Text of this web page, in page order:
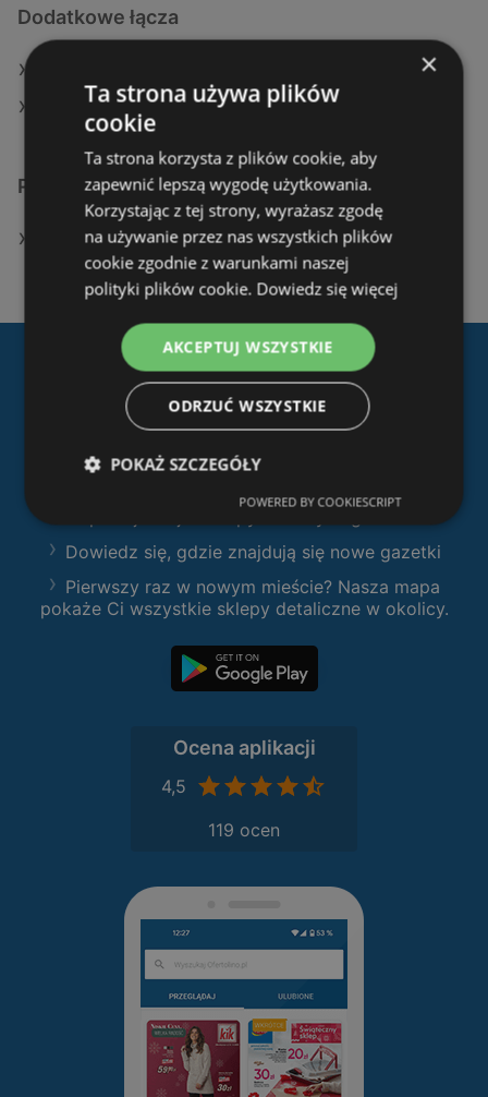
Dodatkowe łącza
Aktualne gazetki JYSK
Podobne sklepy detaliczne
Oferty JYSK
Pobierz naszą aplikację
Ofertolino.pl
Filtruj sklepy według kategorii i przeglądaj
Dowiedz się, gdzie znajdują się nowe gazetki
Pierwszy raz w nowym mieście? Nasza mapa
pokaże Ci wszystkie sklepy detaliczne w okolicy.
Ocena aplikacji
4,5
119 ocen
×
Ta strona używa plików
cookie
Ta strona korzysta z plików cookie, aby
zapewnić lepszą wygodę użytkowania.
Korzystając z tej strony, wyrażasz zgodę
na używanie przez nas wszystkich plików
cookie zgodnie z warunkami naszej
polityki plików cookie. Dowiedz się więcej
AKCEPTUJ WSZYSTKIE
ODRZUĆ WSZYSTKIE
POKAŻ SZCZEGÓŁY
POWERED BY COOKIESCRIPT